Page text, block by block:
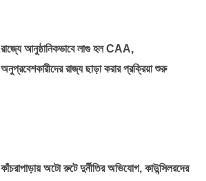
রাজ্যে আনুষ্ঠানিকভাবে লাগু হল CAA,
অনুপ্রবেশকারীদের রাজ্য ছাড়া করার প্রক্রিয়া শুরু
কাঁচরাপাড়ায় অটো রুটে দুর্নীতির অভিযোগ, কাউন্সিলরদের